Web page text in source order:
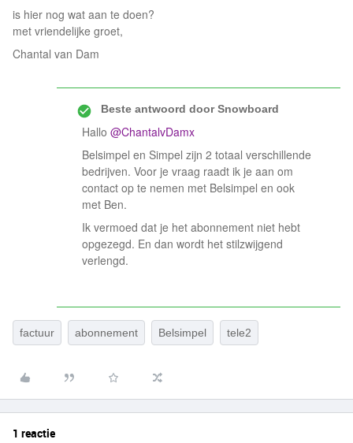
is hier nog wat aan te doen?
met vriendelijke groet,
Chantal van Dam
Beste antwoord doorSnowboard
Hallo @ChantalvDamx
Belsimpel en Simpel zijn 2 totaal verschillende
bedrijven. Voor je vraag raadt ik je aan om
contact op te nemen met Belsimpel en ook
met Ben.
Ik vermoed dat je het abonnement niet hebt
opgezegd. En dan wordt het stilzwijgend
verlengd.
factuur abonnement Belsimpel tele2
1 reactie